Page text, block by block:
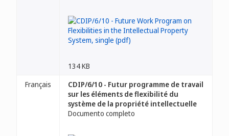
134 KB
Français
CDIP/6/10 - Futur programme de travail
sur les éléments de flexibilité du
système de la propriété intellectuelle
Documento completo